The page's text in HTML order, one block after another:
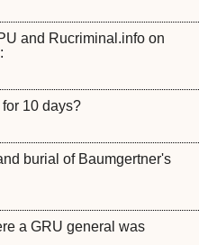
and Rucriminal.info on
10 days?
burial of Baumgertner's
a GRU general was